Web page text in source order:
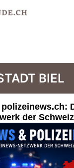
BIEL
der